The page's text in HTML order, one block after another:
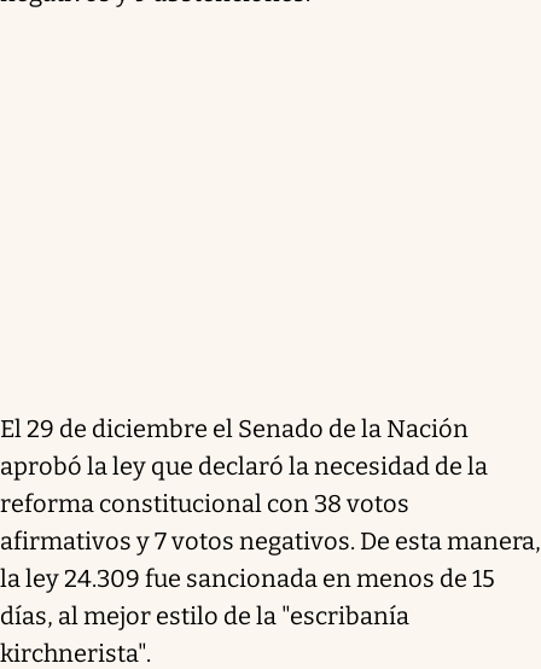
El 29 de diciembre el Senado de la Nación
aprobó la ley que declaró la necesidad de la
reforma constitucional con 38 votos
afirmativos y 7 votos negativos. De esta manera,
la ley 24.309 fue sancionada en menos de 15
días, al mejor estilo de la "escribanía
kirchnerista".